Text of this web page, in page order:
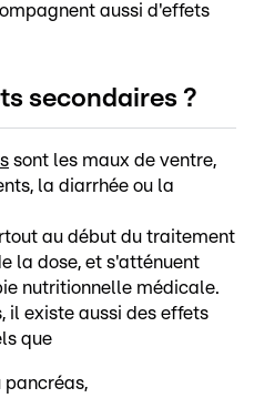
aussi d'effets
secondaires ?
sont les maux de ventre,
la diarrhée ou la
au début du traitement
la dose, et s'atténuent
nutritionnelle médicale.
il existe aussi des effets
que